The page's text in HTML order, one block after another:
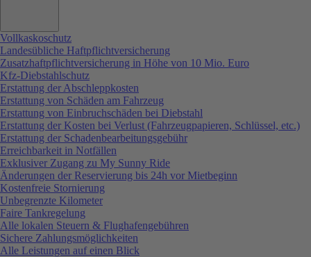
Vollkaskoschutz
Landesübliche Haftpflichtversicherung
Zusatzhaftpflichtversicherung in Höhe von 10 Mio. Euro
Kfz-Diebstahlschutz
Erstattung der Abschleppkosten
Erstattung von Schäden am Fahrzeug
Erstattung von Einbruchschäden bei Diebstahl
Erstattung der Kosten bei Verlust (Fahrzeugpapieren, Schlüssel, etc.)
Erstattung der Schadenbearbeitungsgebühr
Erreichbarkeit in Notfällen
Exklusiver Zugang zu My Sunny Ride
Änderungen der Reservierung bis 24h vor Mietbeginn
Kostenfreie Stornierung
Unbegrenzte Kilometer
Faire Tankregelung
Alle lokalen Steuern & Flughafengebühren
Sichere Zahlungsmöglichkeiten
Alle Leistungen auf einen Blick